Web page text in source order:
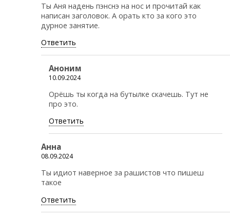
Ты Аня надень пэнснэ на нос и прочитай как
написан заголовок. А орать кто за кого это
дурное занятие.
Ответить
Аноним
10.09.2024
Орёшь ты когда на бутылке скачешь. Тут не
про это.
Ответить
Анна
08.09.2024
Ты идиот наверное за рашистов что пишеш
такое
Ответить